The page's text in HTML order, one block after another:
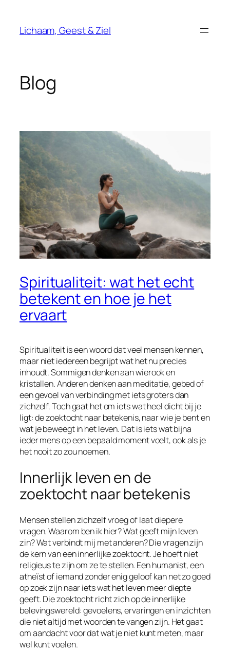
Lichaam, Geest & Ziel
Blog
Spiritualiteit: wat het echt
betekent en hoe je het
ervaart
Spiritualiteit is een woord dat veel mensen kennen,
maar niet iedereen begrijpt wat het nu precies
inhoudt. Sommigen denken aan wierook en
kristallen. Anderen denken aan meditatie, gebed of
een gevoel van verbinding met iets groters dan
zichzelf. Toch gaat het om iets wat heel dicht bij je
ligt: de zoektocht naar betekenis, naar wie je bent en
wat je beweegt in het leven. Dat is iets wat bijna
ieder mens op een bepaald moment voelt, ook als je
het nooit zo zou noemen.
Innerlijk leven en de
zoektocht naar betekenis
Mensen stellen zichzelf vroeg of laat diepere
vragen. Waarom ben ik hier? Wat geeft mijn leven
zin? Wat verbindt mij met anderen? Die vragen zijn
de kern van een innerlijke zoektocht. Je hoeft niet
religieus te zijn om ze te stellen. Een humanist, een
atheïst of iemand zonder enig geloof kan net zo goed
op zoek zijn naar iets wat het leven meer diepte
geeft. Die zoektocht richt zich op de innerlijke
belevingswereld: gevoelens, ervaringen en inzichten
die niet altijd met woorden te vangen zijn. Het gaat
om aandacht voor dat wat je niet kunt meten, maar
wel kunt voelen.